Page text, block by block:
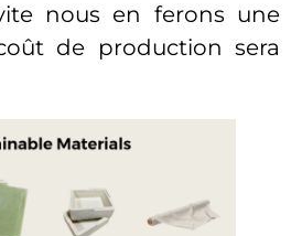
nous en ferons une
de production sera